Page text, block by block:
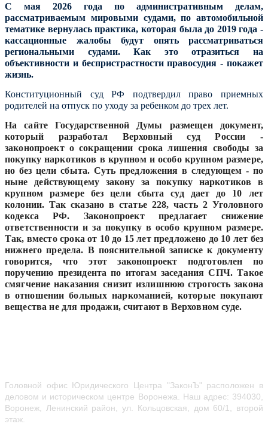
С мая 2026 года по административным делам,
рассматриваемым мировыми судами, по автомобильной
тематике вернулась практика, которая была до 2019 года -
кассационные жалобы будут опять рассматриваться
региональными судами. Как это отразиться на
объективности и беспристрастности правосудия - покажет
жизнь.
Конституционный суд РФ подтвердил право приемных
родителей на отпуск по уходу за ребенком до трех лет.
На сайте Государственной Думы размещен документ,
который разработал Верховный суд России -
законопроект о сокращении срока лишения свободы за
покупку наркотиков в крупном и особо крупном размере,
но без цели сбыта. Суть предложения в следующем - по
ныне действующему закону за покупку наркотиков в
крупном размере без цели сбыта суд дает до 10 лет
колонии. Так сказано в статье 228, часть 2 Уголовного
кодекса РФ. Законопроект предлагает снижение
ответственности и за покупку в особо крупном размере.
Так, вместо срока от 10 до 15 лет предложено до 10 лет без
нижнего предела. В пояснительной записке к документу
говорится, что этот законопроект подготовлен по
поручению президента по итогам заседания СПЧ. Такое
смягчение наказания снизит излишнюю строгость закона
в отношении больных наркоманией, которые покупают
вещества не для продажи, считают в Верховном суде.
Головной офис Юридического Центра "ЗаконЪ" расположен в
деловом и историческом центре Воронежа. Наш адрес: 394030,
Воронеж, Ленинский район, ул.
Кольцовская, дом 60/1, второй
этаж.